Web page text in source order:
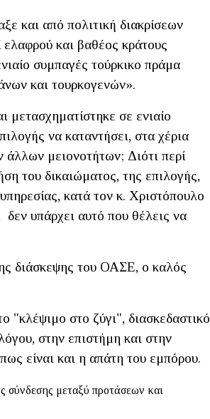
και από πολιτική διακρίσεων
ελαφρού και βαθέος κράτους
συμπαγές τούρκικο πράμα
και τουρκογενών».
σε ενιαίο
να καταντήσει, στα χέρια
μειονοτήτων; Διότι περί
του δικαιώματος, της επιλογής,
κατά τον κ. Χριστόπουλο
υπάρχει αυτό που θέλεις να
διάσκεψης του ΟΑΣΕ, ο καλός
"κλέψιμο στο ζύγι", διασκεδαστικό
στην επιστήμη και στην
είναι και η απάτη του εμπόρου.
σύνδεσης μεταξύ προτάσεων και